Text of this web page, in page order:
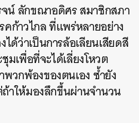
จน์ ลักขณาอดิศร สมาชิกสภา
ก้าวไกล ที่แพร่หลายอย่าง
ด้ว่าเป็นการล้อเลียนเสียดสี
มเพื่อที่จะได้เลี่ยงโหวต
วกพ้องของตนเอง ซ้ำยัง
ถ้าให้มองลึกขึ้นผ่านจำนวน